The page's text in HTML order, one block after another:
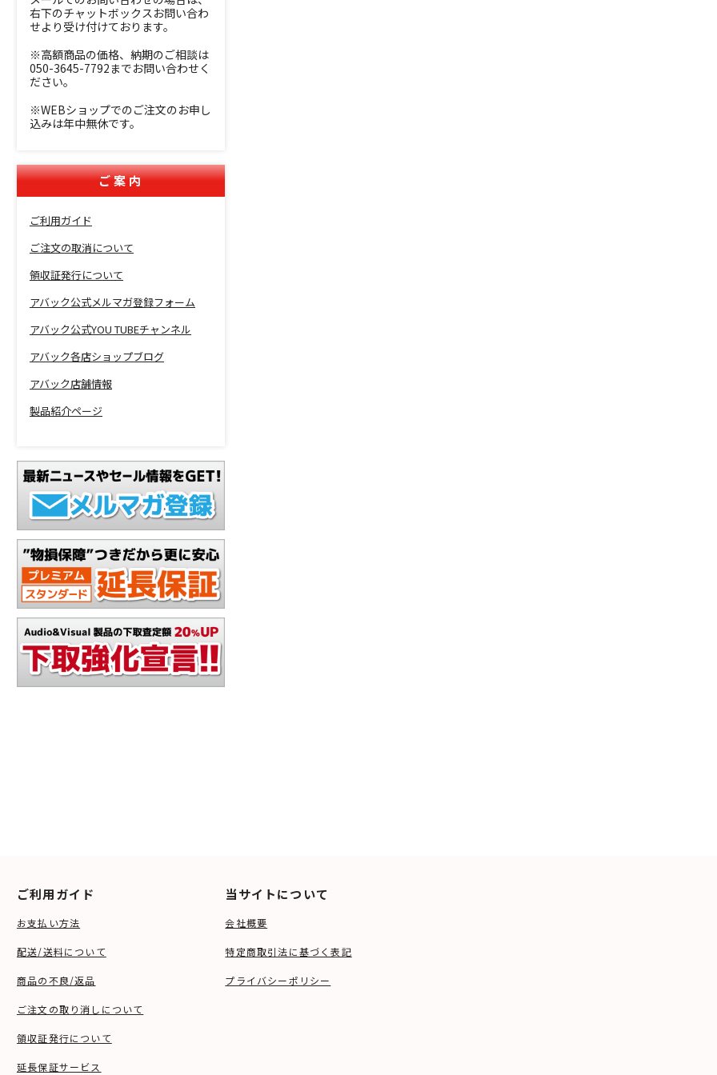
右下のチャットボックスお問い合わ
せより受け付けております。
※高額商品の価格、納期のご相談は
050-3645-7792までお問い合わせく
ださい。
※WEBショップでのご注文のお申し
込みは年中無休です。
ご案内
ご利用ガイド
ご注文の取消について
領収証発行について
アバック公式メルマガ登録フォーム
アバック公式YOU TUBEチャンネル
アバック各店ショップブログ
アバック店舗情報
製品紹介ページ
ご利用ガイド
お支払い方法
配送/送料について
商品の不良/返品
ご注文の取り消しについて
領収証発行について
延長保証サービス
当サイトについて
会社概要
特定商取引法に基づく表記
プライバシーポリシー